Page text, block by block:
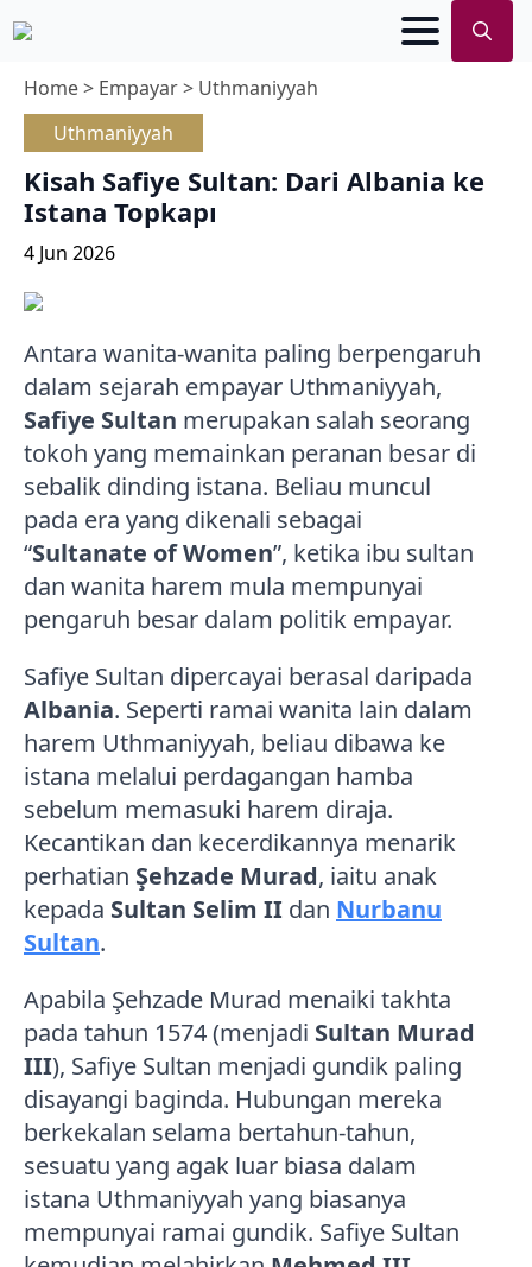
Home> Empayar> Uthmaniyyah
Uthmaniyyah
Kisah Safiye Sultan: Dari Albania ke
Istana Topkapı
4 Jun 2026
Antara wanita-wanita paling berpengaruh
dalam sejarah empayar Uthmaniyyah,
Safiye Sultan merupakan salah seorang
tokoh yang memainkan peranan besar di
sebalik dinding istana. Beliau muncul
pada era yang dikenali sebagai
“Sultanate of Women”, ketika ibu sultan
dan wanita harem mula mempunyai
pengaruh besar dalam politik empayar.
Safiye Sultan dipercayai berasal daripada
Albania. Seperti ramai wanita lain dalam
harem Uthmaniyyah, beliau dibawa ke
istana melalui perdagangan hamba
sebelum memasuki harem diraja.
Kecantikan dan kecerdikannya menarik
perhatian Şehzade Murad, iaitu anak
kepada Sultan Selim II dan Nurbanu
Sultan.
Apabila Şehzade Murad menaiki takhta
pada tahun 1574 (menjadi Sultan Murad
III), Safiye Sultan menjadi gundik paling
disayangi baginda. Hubungan mereka
berkekalan selama bertahun-tahun,
sesuatu yang agak luar biasa dalam
istana Uthmaniyyah yang biasanya
mempunyai ramai gundik. Safiye Sultan